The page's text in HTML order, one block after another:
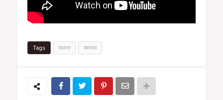
Tags कलना समस्या